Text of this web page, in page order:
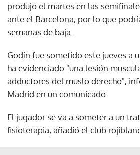
produjo el martes en las
ante el Barcelona, por lo que
semanas de baja.
Godín fue sometido este jueves a
ha evidenciado "una lesión
adductores del muslo derecho",
Madrid en un comunicado.
El jugador se va a someter a un
fisioterapia, añadió el club